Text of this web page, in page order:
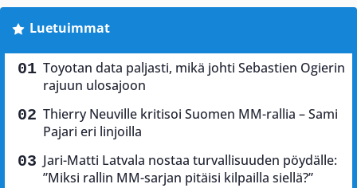
Luetuimmat
Toyotan data paljasti, mikä johti Sebastien Ogierin
rajuun ulosajoon
Thierry Neuville kritisoi Suomen MM-rallia – Sami
Pajari eri linjoilla
Jari-Matti Latvala nostaa turvallisuuden pöydälle:
”Miksi rallin MM-sarjan pitäisi kilpailla siellä?”